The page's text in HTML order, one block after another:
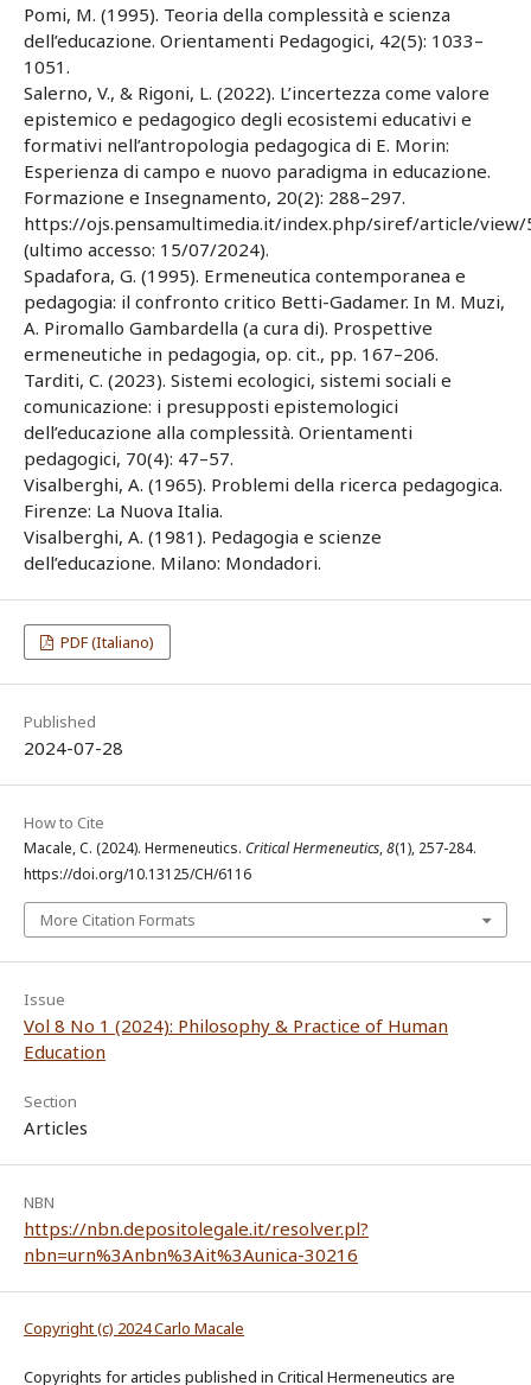
Pomi, M. (1995). Teoria della complessità e scienza
dell’educazione. Orientamenti Pedagogici, 42(5): 1033–
1051.
Salerno, V., & Rigoni, L. (2022). L’incertezza come valore
epistemico e pedagogico degli ecosistemi educativi e
formativi nell’antropologia pedagogica di E. Morin:
Esperienza di campo e nuovo paradigma in educazione.
Formazione e Insegnamento, 20(2): 288–297.
https://ojs.pensamultimedia.it/index.php/siref/article/view/
(ultimo accesso: 15/07/2024).
Spadafora, G. (1995). Ermeneutica contemporanea e
pedagogia: il confronto critico Betti-Gadamer. In M. Muzi,
A. Piromallo Gambardella (a cura di). Prospettive
ermeneutiche in pedagogia, op. cit., pp. 167–206.
Tarditi, C. (2023). Sistemi ecologici, sistemi sociali e
comunicazione: i presupposti epistemologici
dell’educazione alla complessità. Orientamenti
pedagogici, 70(4): 47–57.
Visalberghi, A. (1965). Problemi della ricerca pedagogica.
Firenze: La Nuova Italia.
Visalberghi, A. (1981). Pedagogia e scienze
dell’educazione. Milano: Mondadori.
PDF (Italiano)
Published
2024-07-28
How to Cite
Macale, C. (2024). Hermeneutics. Critical Hermeneutics,8(1), 257-284.
https://doi.org/10.13125/CH/6116
More Citation Formats
Issue
Vol 8 No 1 (2024): Philosophy & Practice of Human
Education
Section
Articles
NBN
https://nbn.depositolegale.it/resolver.pl?
nbn=urn%3Anbn%3Ait%3Aunica-30216
Copyright (c) 2024 Carlo Macale
Copyrights for articles published in Critical Hermeneutics are